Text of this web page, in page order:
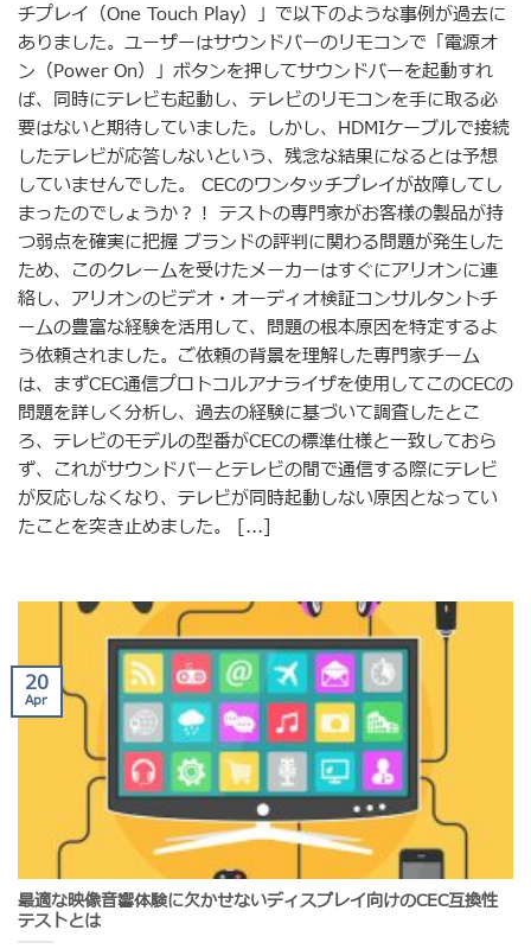
チプレイ（One Touch Play）」で以下のような事例が過去に
ありました。ユーザーはサウンドバーのリモコンで「電源オ
ン（Power On）」ボタンを押してサウンドバーを起動すれ
ば、同時にテレビも起動し、テレビのリモコンを手に取る必
要はないと期待していました。しかし、HDMIケーブルで接続
したテレビが応答しないという、残念な結果になるとは予想
していませんでした。 CECのワンタッチプレイが故障してし
まったのでしょうか？！ テストの専門家がお客様の製品が持
つ弱点を確実に把握 ブランドの評判に関わる問題が発生した
ため、このクレームを受けたメーカーはすぐにアリオンに連
絡し、アリオンのビデオ・オーディオ検証コンサルタントチ
ームの豊富な経験を活用して、問題の根本原因を特定するよ
う依頼されました。ご依頼の背景を理解した専門家チーム
は、まずCEC通信プロトコルアナライザを使用してこのCECの
問題を詳しく分析し、過去の経験に基づいて調査したとこ
ろ、テレビのモデルの型番がCECの標準仕様と一致しておら
ず、これがサウンドバーとテレビの間で通信する際にテレビ
が反応しなくなり、テレビが同時起動しない原因となってい
たことを突き止めました。 [...]
最適な映像音響体験に欠かせないディスプレイ向けのCEC互換性
テストとは
20
Apr